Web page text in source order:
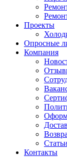
Проекты
Опросные
Компания
Статьи
Контакты